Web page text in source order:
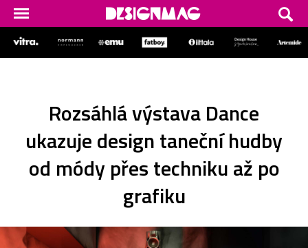
Rozsáhlá výstava Dance
ukazuje design taneční hudby
od módy přes techniku až po
grafiku